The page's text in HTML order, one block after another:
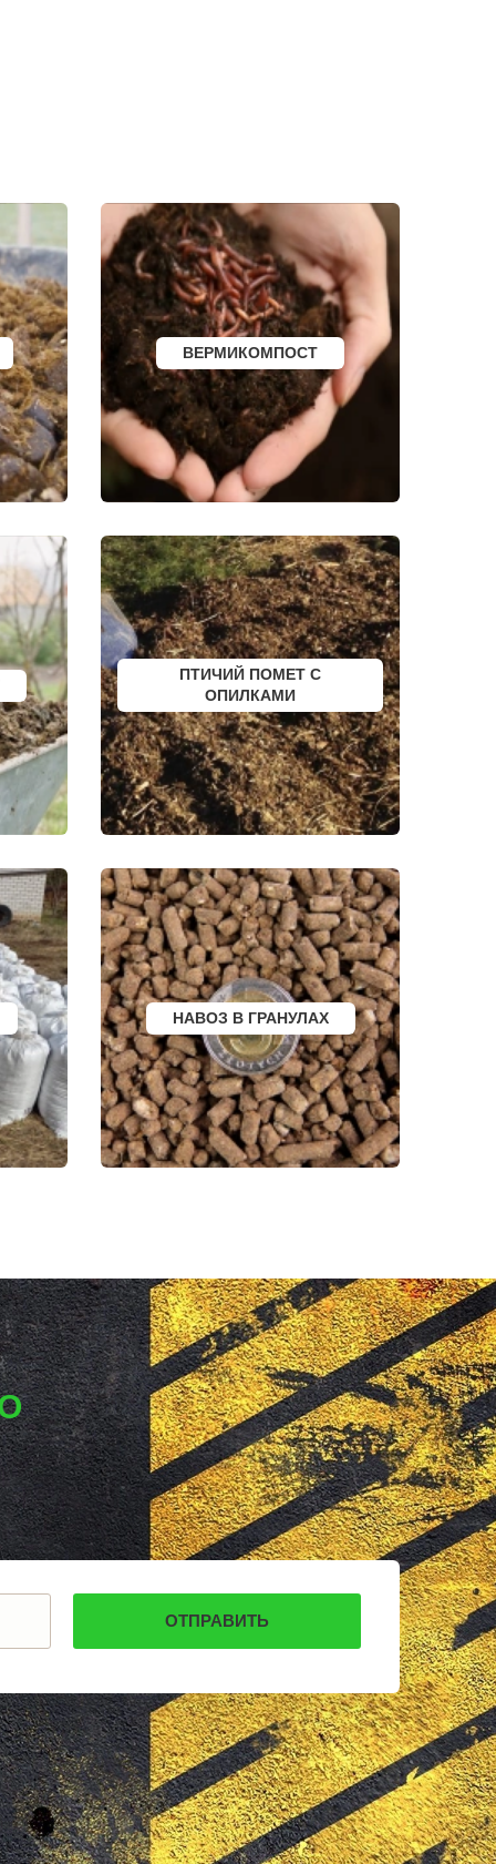
УСИНСК
НОВОТРОИЦК
ЗАРЕЧНЫЙ
НЫТВА
АРАМИЛЬ
КОТОВО
ФРОЛОВО
СЕМИЛУКИ
УСТЬ-КУТ
СЛОБОДСКОЙ
ПИКАЛЕВО
КОВЫЛКИНО
ПОЛЯРНЫЙ
КУЛЕБАКИ
СЕРГАЧ
ПОРХОВ
РЫБНОЕ
ЕРШОВ
ГУБКИНСКИЙ
ЗАРИНСК
НОВОЗЫБКОВ
КИРИЛЛОВ
БОГУЧАР
БОРОВСК
МЕДЫНЬ
СОРТАВАЛА
КАЛТАН
ЮРГА
ВЯТСКИЕ ПОЛЯНЫ
ОЛЕНЕГОРСК
ЛЫСЬВА
НЕРЮНГРИ
АРСК
УДОМЛЯ
АМУРСК
НОЯБРЬСК
ГОРОХОВЕЦ
КАЛАЧ
БАЛТИЙСК
ЛЮДИНОВО
МЕЩОВСК
ЕЛИЗОВО
КИСЕЛЕВСК
БОГОТОЛ
РУЗАЕВКА
БУГУРУСЛАН
АРТЕМОВСКИЙ
КРАСНОТУРЬИНСК
СЕВЕРСК
ВЕНЕВ
БЕЛОКУРИХА
КОРЯЖМА
ЛЫСКОВО
КАЛАЧИНСК
СОРОЧИНСК
ГОРНОЗАВОДСК
ВЕРХНИЙ ТАГИЛ
КАРПИНСК
БЕЛЕВ
ДОНСКОЙ
СТАРОДУБ
БУТУРЛИНОВКА
ТАЙШЕТ
ГВАРДЕЙСК
СУХИНИЧИ
ОСИННИКИ
МОРОЗОВСК
АЛАПАЕВСК
ИЗОБИЛЬНЫЙ
СУВОРОВ
БИРЮЧ
НОВЫЙ ОСКОЛ
ВЕЛИКИЙ УСТЮГ
НИКОЛЬСК
ЛЕНИНСК-КУЗНЕЦКИЙ
НАЗАРОВО
ЛОДЕЙНОЕ ПОЛЕ
МАГАДАН
КРАСНОСЛОБОДСК
ВЕРМИКОМПОСТ
ПТИЧИЙ ПОМЕТ С
ОПИЛКАМИ
НАВОЗ В ГРАНУЛАХ